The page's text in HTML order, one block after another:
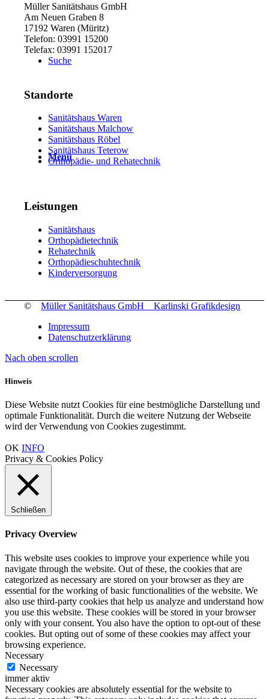
Suche
Menü
Müller Sanitätshaus GmbH
Am Neuen Graben 8
17192 Waren (Müritz)
Telefon: 03991 15200
Telefax: 03991 152017
Stand­orte
Sani­täts­haus Waren
Sani­täts­haus Mal­chow
Sani­täts­haus Röbel
Sani­täts­haus Tete­row
Ortho­­pä­­die- und Reha­tech­nik
Leis­tun­gen
Sani­täts­haus
Orthopädie­technik
Reha­tech­nik
Orthopädie­schuhtechnik
Kinder­versorgung
©Müller Sanitätshaus GmbHKarlinski Grafikdesign
Impres­sum
Daten­schutz­er­klä­rung
Nach oben scrollen
Hinweis
Diese Website nutzt Cookies für eine bestmögliche Darstellung und
optimale Funktionalität. Durch die weitere Nutzung der Webseite
wird der Verwendung von Cookies zugestimmt.
OK INFO
Privacy & Cookies Policy
Schließen
Privacy Overview
This website uses cookies to improve your experience while you
navigate through the website. Out of these, the cookies that are
categorized as necessary are stored on your browser as they are
essential for the working of basic functionalities of the website. We
also use third-party cookies that help us analyze and understand how
you use this website. These cookies will be stored in your browser
only with your consent. You also have the option to opt-out of these
cookies. But opting out of some of these cookies may affect your
browsing experience.
Necessary
Necessary
immer aktiv
Necessary cookies are absolutely essential for the website to